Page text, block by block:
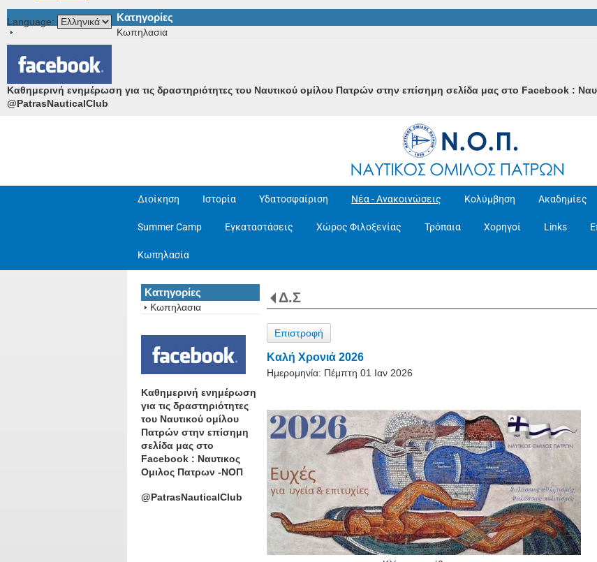
Language: Κατηγορίες
Κωπηλασια
Καθημερινή ενημέρωση για τις δραστηριότητες του Ναυτικού ομίλου Πατρών στην επίσημη σελίδα μας στο Facebook :
@PatrasNauticalClub
Διοίκηση Ιστορία Υδατοσφαίριση Νέα - Ανακοινώσεις Κολύμβηση Ακαδημίες
Summer Camp Εγκαταστάσεις Χώρος Φιλοξενίας Τρόπαια Χορηγοί Links
Κωπηλασία
Κατηγορίες
Κωπηλασια
Καθημερινή ενημέρωση
για τις δραστηριότητες
του Ναυτικού ομίλου
Πατρών στην επίσημη
σελίδα μας στο
Facebook : Ναυτικος
Ομιλος Πατρων -ΝΟΠ
@PatrasNauticalClub
Δ.Σ
Επιστροφή
Καλή Χρονιά 2026
Ημερομηνία: Πέμπτη 01 Ιαν 2026